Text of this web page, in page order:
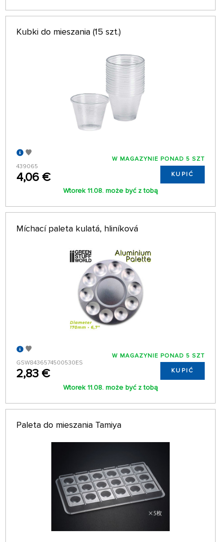
Kubki do mieszania (15 szt.)
439065
4,06 €
W MAGAZYNIE PONAD 5 SZT
KUPIĆ
Wtorek 11.08. może być z tobą
Míchací paleta kulatá, hliníková
GSW8436574500530ES
2,83 €
W MAGAZYNIE PONAD 5 SZT
KUPIĆ
Wtorek 11.08. może być z tobą
Paleta do mieszania Tamiya